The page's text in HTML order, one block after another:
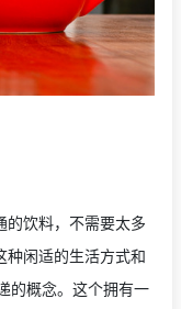
的饮料，不需要太多
种闲适的生活方式和
的概念。这个拥有一